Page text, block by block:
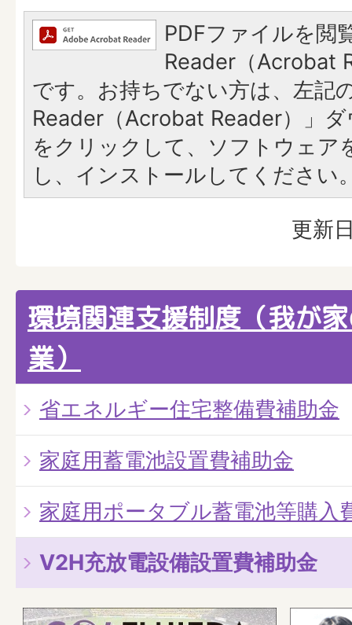
PDFファイルを閲
Reader（Acrobat
です。お持ちでない方は、左記
Reader（Acrobat Reader）」
をクリックして、ソフトウェア
し、インストールしてください
更新
環境関連支援制度（我が
業）
省エネルギー住宅整備費補助金
家庭用蓄電池設置費補助金
家庭用ポータブル蓄電池等購入
V2H充放電設備設置費補助金